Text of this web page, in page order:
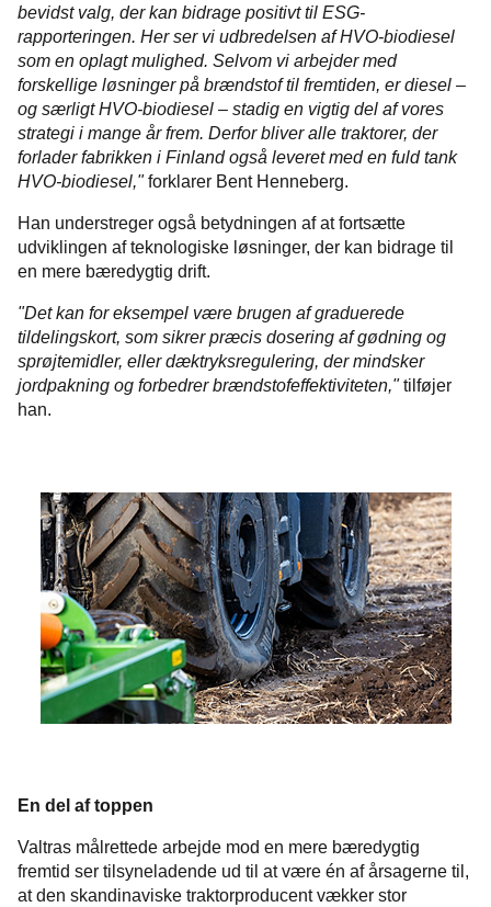
bevidst valg, der kan bidrage positivt til ESG-
rapporteringen. Her ser vi udbredelsen af HVO-biodiesel
som en oplagt mulighed. Selvom vi arbejder med
forskellige løsninger på brændstof til fremtiden, er diesel –
og særligt HVO-biodiesel – stadig en vigtig del af vores
strategi i mange år frem. Derfor bliver alle traktorer, der
forlader fabrikken i Finland også leveret med en fuld tank
HVO-biodiesel,"forklarer Bent Henneberg.
Han understreger også betydningen af at fortsætte
udviklingen af teknologiske løsninger, der kan bidrage til
en mere bæredygtig drift.
"Det kan for eksempel være brugen af graduerede
tildelingskort, som sikrer præcis dosering af gødning og
sprøjtemidler, eller dæktryksregulering, der mindsker
jordpakning og forbedrer brændstofeffektiviteten,"tilføjer
han.
En del af toppen
Valtras målrettede arbejde mod en mere bæredygtig
fremtid ser tilsyneladende ud til at være én af årsagerne til,
at den skandinaviske traktorproducent vækker stor